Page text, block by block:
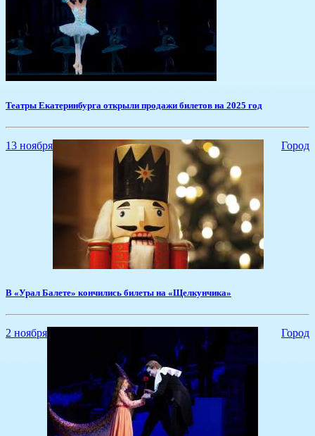
Театры Екатеринбурга открыли продажи билетов на 2025 год
13 ноября Город
В «Урал Балете» кончились билеты на «Щелкунчика»
2 ноября Город